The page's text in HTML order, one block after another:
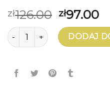
zł126.00 zł97.00
ilość kolczyki zlote koła
DODAJ